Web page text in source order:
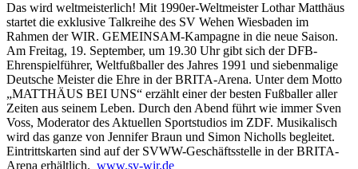
Das wird weltmeisterlich! Mit 1990er-Weltmeister Lothar Matthäus
startet die exklusive Talkreihe des SV Wehen Wiesbaden im
Rahmen der WIR. GEMEINSAM-Kampagne in die neue Saison.
Am Freitag, 19. September, um 19.30 Uhr gibt sich der DFB-
Ehrenspielführer, Weltfußballer des Jahres 1991 und siebenmalige
Deutsche Meister die Ehre in der BRITA-Arena. Unter dem Motto
„MATTHÄUS BEI UNS“ erzählt einer der besten Fußballer aller
Zeiten aus seinem Leben. Durch den Abend führt wie immer Sven
Voss, Moderator des Aktuellen Sportstudios im ZDF. Musikalisch
wird das ganze von Jennifer Braun und Simon Nicholls begleitet.
Eintrittskarten sind auf der SVWW-Geschäftsstelle in der BRITA-
Arena erhältlich. www.sv-wir.de